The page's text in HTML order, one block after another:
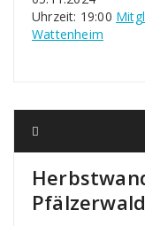
Uhrzeit: 19:00
Wattenheim